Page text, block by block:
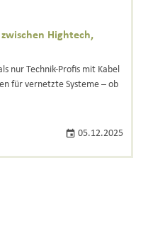
Hightech,
nur Technik-Profis mit Kabel
für vernetzte Systeme – ob
05.12.2025